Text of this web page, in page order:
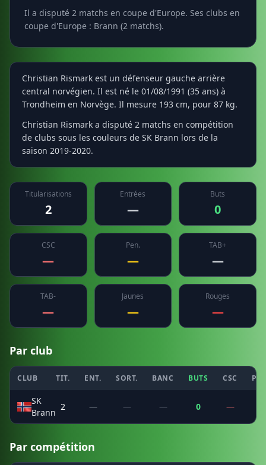
Il a disputé 2 matchs en coupe d'Europe. Ses clubs en
coupe d'Europe : Brann (2 matchs).
Christian Rismark est un défenseur gauche arrière
central norvégien. Il est né le 01/08/1991 (35 ans) à
Trondheim en Norvège. Il mesure 193 cm, pour 87 kg.
Christian Rismark a disputé 2 matchs en compétition
de clubs sous les couleurs de SK Brann lors de la
saison 2019-2020.
Titularisations
2
Entrées
—
Buts
0
CSC
—
Pen.
—
TAB+
—
TAB-
—
Jaunes
—
Rouges
—
Par club
CLUB TIT. ENT. SORT. BANC BUTS CSC
SK
Brann
2 — — — 0 —
Par compétition